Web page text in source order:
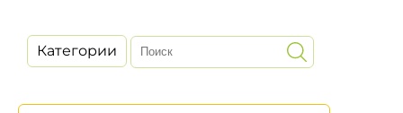
Категории